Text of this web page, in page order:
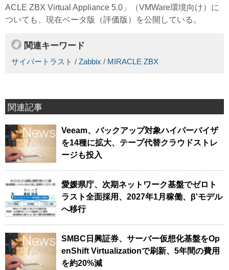
ACLE ZBX Virtual Appliance 5.0」（VMWare環境向け）に
ついても、現在ベータ版（評価版）を公開している。
関連キーワード
サイバートラスト / Zabbix / MIRACLE ZBX
関連記事
Veeam、バックアップ対象ハイパーバイザ
を14種に拡大、テープ代替クラウドストレ
ージも投入
愛媛県庁、次期ネットワーク基盤でゼロト
ラスト全面採用、2027年1月稼働、β'モデル
へ移行
SMBC日興証券、サーバー仮想化基盤をOp
enShift Virtualizationで刷新、5年間の費用
を約20%減